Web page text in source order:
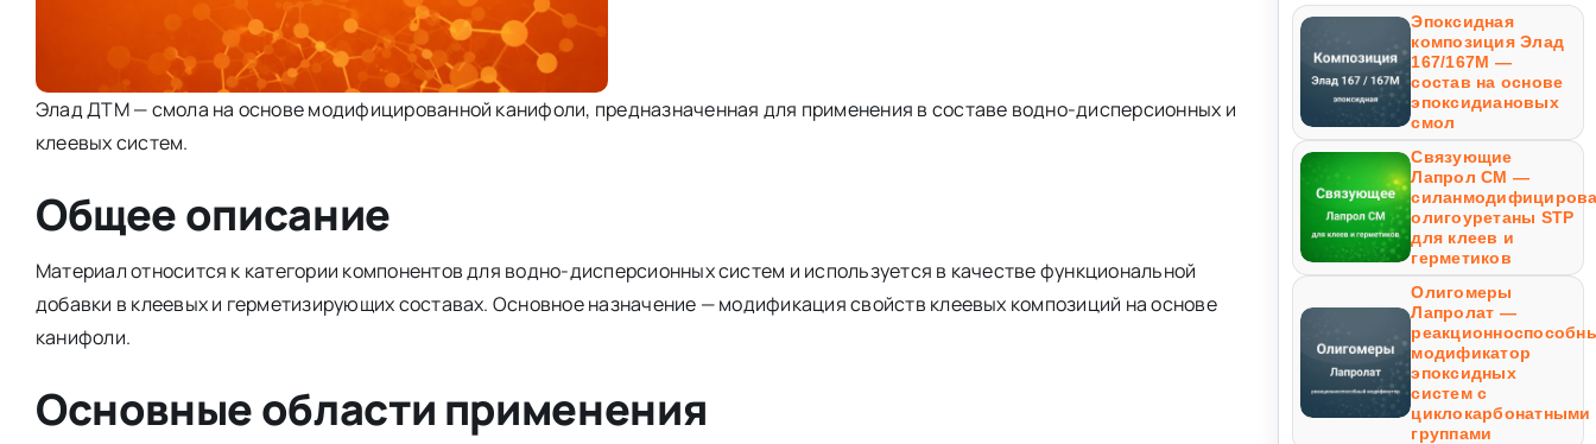
Элад ДТМ — смола на основе модифицированной канифоли, предназначенная для применения в составе водно-дисперсионных и
клеевых систем.
Общее описание
Материал относится к категории компонентов для водно-дисперсионных систем и используется в качестве функциональной
добавки в клеевых и герметизирующих составах. Основное назначение — модификация свойств клеевых композиций на основе
канифоли.
Основные области применения
Эпоксидная
композиция Элад
167/167М —
состав на основе
эпоксидиановых
смол
Связующие
Лапрол СМ —
олигоуретаны STP
для клеев и
герметиков
Олигомеры
Лапролат —
модификатор
эпоксидных
систем с
циклокарбонатными
группами